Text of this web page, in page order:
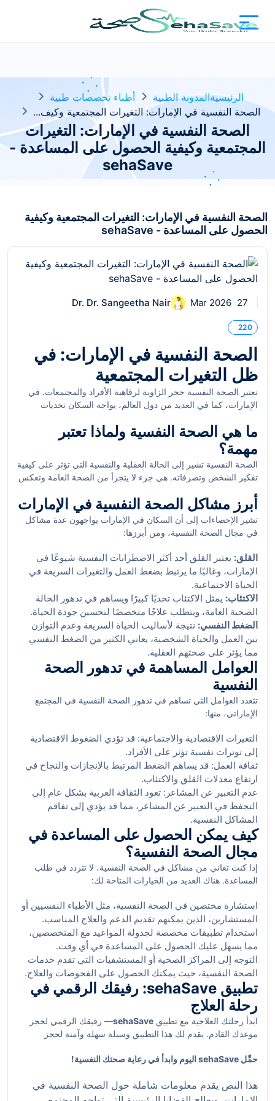
الرئيسيةالمدونة الطبية
أطباء تخصصات طبية
الصحة النفسية في الإمارات: التغيرات المجتمعية وكيف...
الصحة النفسية في الإمارات: التغيرات
المجتمعية وكيفية الحصول على المساعدة -
sehaSave
الصحة النفسية في الإمارات: التغيرات المجتمعية وكيفية
الحصول على المساعدة - sehaSave
27 Mar 2026
Dr. Dr. Sangeetha Nair
220
الصحة النفسية في الإمارات: في
ظل التغيرات المجتمعية
تعتبر الصحة النفسية حجر الزاوية لرفاهية الأفراد والمجتمعات. في
الإمارات، كما في العديد من دول العالم، يواجه السكان تحديات
المتسارعة، وأساليب الحياة الحديثة، وضغوطات العمل. في هذا
المقال، سنستعرض مفهوم الصحة النفسية، أهميتها، أبرز المشاكل
التي يواجهها سكان الإمارات، وسبل الحصول على المساعدة.
ما هي الصحة النفسية ولماذا تعتبر
مهمة؟
الصحة النفسية تشير إلى الحالة العقلية والنفسية التي تؤثر على كيفية
تفكير الشخص وتصرفاته. هي جزء لا يتجزأ من الصحة العامة وتعكس
السليمة، والحفاظ على العلاقات الاجتماعية السليمة. تعتبر الصحة
النفسية مهمة لأنها تؤثر على جودة الحياة، الأداء في العمل، والعلاقات
الأسرية والاجتماعية. لذا، فإن تحسين الصحة النفسية يساهم في
تعزيز الإنتاجية وسعادة الأفراد والمجتمع ككل.
أبرز مشاكل الصحة النفسية في الإمارات
تشير الإحصاءات إلى أن السكان في الإمارات يواجهون عدة مشاكل
في مجال الصحة النفسية، ومن أبرزها:
القلق: يعتبر القلق أحد أكثر الاضطرابات النفسية شيوعًا في
الإمارات، وغالبًا ما يرتبط بضغط العمل والتغيرات السريعة في
الحياة الاجتماعية.
الاكتئاب: يمثل الاكتئاب تحديًا كبيرًا ويساهم في تدهور الحالة
الصحية العامة، ويتطلب علاجًا متخصصًا لتحسين جودة الحياة.
الضغط النفسي: نتيجة لأساليب الحياة السريعة وعدم التوازن
بين العمل والحياة الشخصية، يعاني الكثير من الضغط النفسي
مما يؤثر على صحتهم العقلية.
العوامل المساهمة في تدهور الصحة
النفسية
تتعدد العوامل التي تساهم في تدهور الصحة النفسية في المجتمع
الإماراتي، منها:
التغيرات الاقتصادية والاجتماعية: قد تؤدي الضغوط الاقتصادية
إلى توترات نفسية تؤثر على الأفراد.
ثقافة العمل: قد يساهم الضغط المرتبط بالإنجازات والنجاح في
ارتفاع معدلات القلق والاكتئاب.
عدم التعبير عن المشاعر: تعود الثقافة العربية بشكل عام إلى
التحفظ في التعبير عن المشاعر، مما قد يؤدي إلى تفاقم
المشاكل النفسية.
كيف يمكن الحصول على المساعدة في
مجال الصحة النفسية؟
إذا كنت تعاني من مشاكل في الصحة النفسية، لا تتردد في طلب
المساعدة. هناك العديد من الخيارات المتاحة لك:
استشارة مختصين في الصحة النفسية، مثل الأطباء النفسيين أو
المستشارين، الذين يمكنهم تقديم الدعم والعلاج المناسب.
استخدام تطبيقات مخصصة لجدولة المواعيد مع المتخصصين،
مما يسهل عليك الحصول على المساعدة في أي وقت.
التوجه إلى المراكز الصحية أو المستشفيات التي تقدم خدمات
الصحة النفسية، حيث يمكنك الحصول على الفحوصات والعلاج.
تطبيق sehaSave: رفيقك الرقمي في
رحلة العلاج
ابدأ رحلتك العلاجية مع تطبيق sehaSave— رفيقك الرقمي لحجز
موعدك القادم. يقدم لك هذا التطبيق وسيلة سهلة وآمنة لحجز
الحصول على جوائز وCashback عند استخدامه. لذا، لا تتردد في
واحدة.
حمِّل sehaSave اليوم وابدأ في رعاية صحتك النفسية!
هذا النص يقدم معلومات شاملة حول الصحة النفسية في